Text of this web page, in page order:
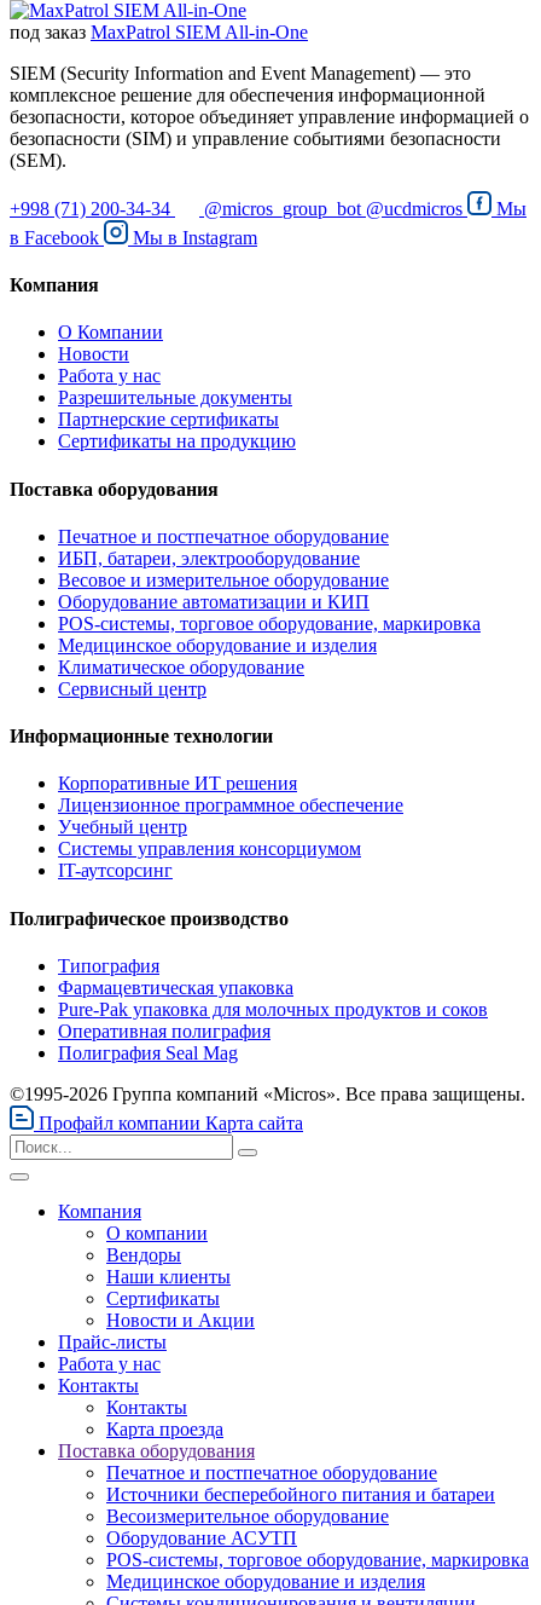
под заказ MaxPatrol SIEM All-in-One
SIEM (Security Information and Event Management) — это
комплексное решение для обеспечения информационной
безопасности, которое объединяет управление информацией о
безопасности (SIM) и управление событиями безопасности
(SEM).
+998 (71) 200-34-34 @micros_group_bot @ucdmicros
Мы
в Facebook Мы в Instagram
Компания
О Компании
Новости
Работа у нас
Разрешительные документы
Партнерские сертификаты
Сертификаты на продукцию
Поставка оборудования
Печатное и постпечатное оборудование
ИБП, батареи, электрооборудование
Весовое и измерительное оборудование
Оборудование автоматизации и КИП
POS-системы, торговое оборудование, маркировка
Медицинское оборудование и изделия
Климатическое оборудование
Сервисный центр
Информационные технологии
Корпоративные ИТ решения
Лицензионное программное обеспечение
Учебный центр
Системы управления консорциумом
IT-аутсорсинг
Полиграфическое производство
Типография
Фармацевтическая упаковка
Pure-Pak упаковка для молочных продуктов и соков
Оперативная полиграфия
Полиграфия Seal Mag
©1995-2026 Группа компаний «Micros». Все права защищены.
Профайл компании Карта сайта
Компания
О компании
Вендоры
Наши клиенты
Сертификаты
Новости и Акции
Прайс-листы
Работа у нас
Контакты
Контакты
Карта проезда
Поставка оборудования
Печатное и постпечатное оборудование
Источники бесперебойного питания и батареи
Весоизмерительное оборудование
Оборудование АСУТП
POS-системы, торговое оборудование, маркировка
Медицинское оборудование и изделия